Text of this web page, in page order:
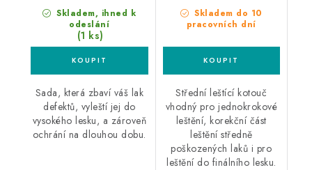
Skladem, ihned k
odeslání
(1 ks)
Sada, která zbaví váš lak
defektů, vyleští jej do
vysokého lesku, a zároveň
ochrání na dlouhou dobu.
Skladem do 10
pracovních dní
Střední leštící kotouč
vhodný pro jednokrokové
leštění, korekční část
leštění středně
poškozených laků i pro
leštění do finálního lesku.